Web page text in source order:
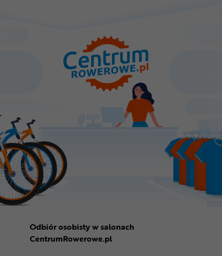
Odbiór osobisty w salonach
CentrumRowerowe.pl